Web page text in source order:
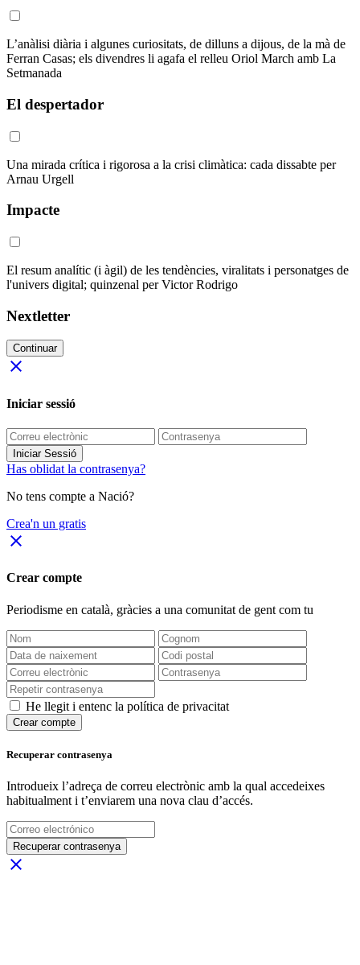
L’anàlisi diària i algunes curiositats, de dilluns a dijous, de la mà de
Ferran Casas; els divendres li agafa el relleu Oriol March amb La
Setmanada
El despertador
Una mirada crítica i rigorosa a la crisi climàtica: cada dissabte per
Arnau Urgell
Impacte
El resum analític (i àgil) de les tendències, viralitats i personatges de
l'univers digital; quinzenal per Victor Rodrigo
Nextletter
Continuar
close
Iniciar sessió
Iniciar Sessió
Has oblidat la contrasenya?
No tens compte a Nació?
Crea'n un gratis
close
Crear compte
Periodisme en català, gràcies a una comunitat de gent com tu
He llegit i entenc la política de privacitat
Crear compte
Recuperar contrasenya
Introdueix l’adreça de correu electrònic amb la qual accedeixes
habitualment i t’enviarem una nova clau d’accés.
Recuperar contrasenya
close